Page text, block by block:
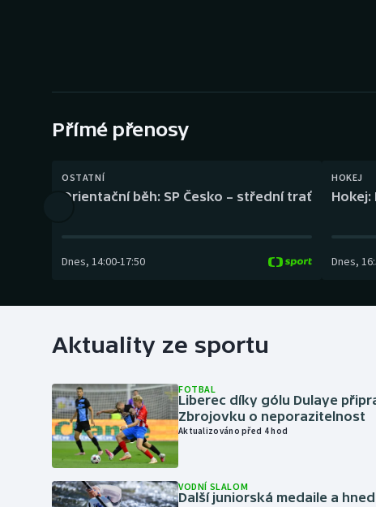
Gymnastika
Přímé přenosy
OSTATNÍ
Orientační běh: SP Česko – střední trať
Dnes, 14:00-17:50
HOKEJ
Hokej:
Dnes,
Aktuality ze sportu
FOTBAL
Liberec díky gólu Dulaye
Zbrojovku o neporazitelnost
Aktualizováno před 4 hod
VODNÍ SLALOM
Další juniorská medaile a